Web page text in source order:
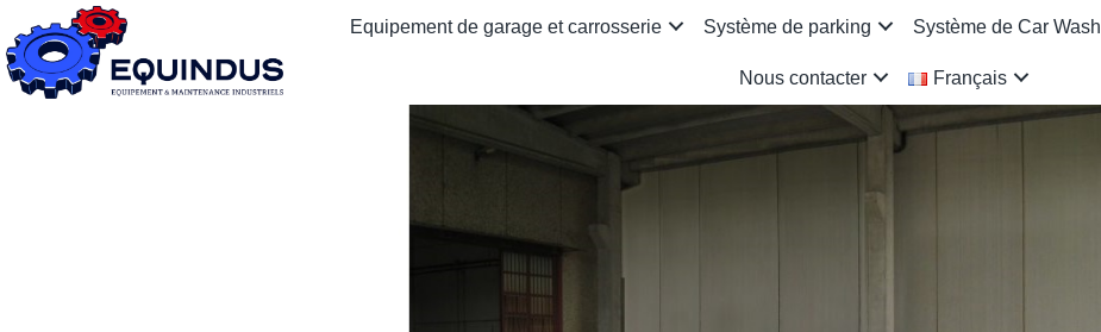
Equipement de garage et carrosserie Système de parking Système de Car Wash
Nous contacter Français